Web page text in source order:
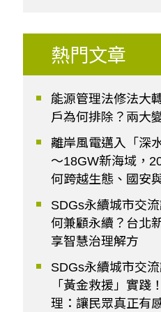
熱門文章
能源管理法修法大
戶為何排除？兩大
離岸風電邁入「深
～18GW新海域，
何跨越生態、國安
SDGs永續城市交
何兼顧永續？台北
享智慧治理解方
SDGs永續城市交
「黃金救援」實踐
理：讓民眾真正有